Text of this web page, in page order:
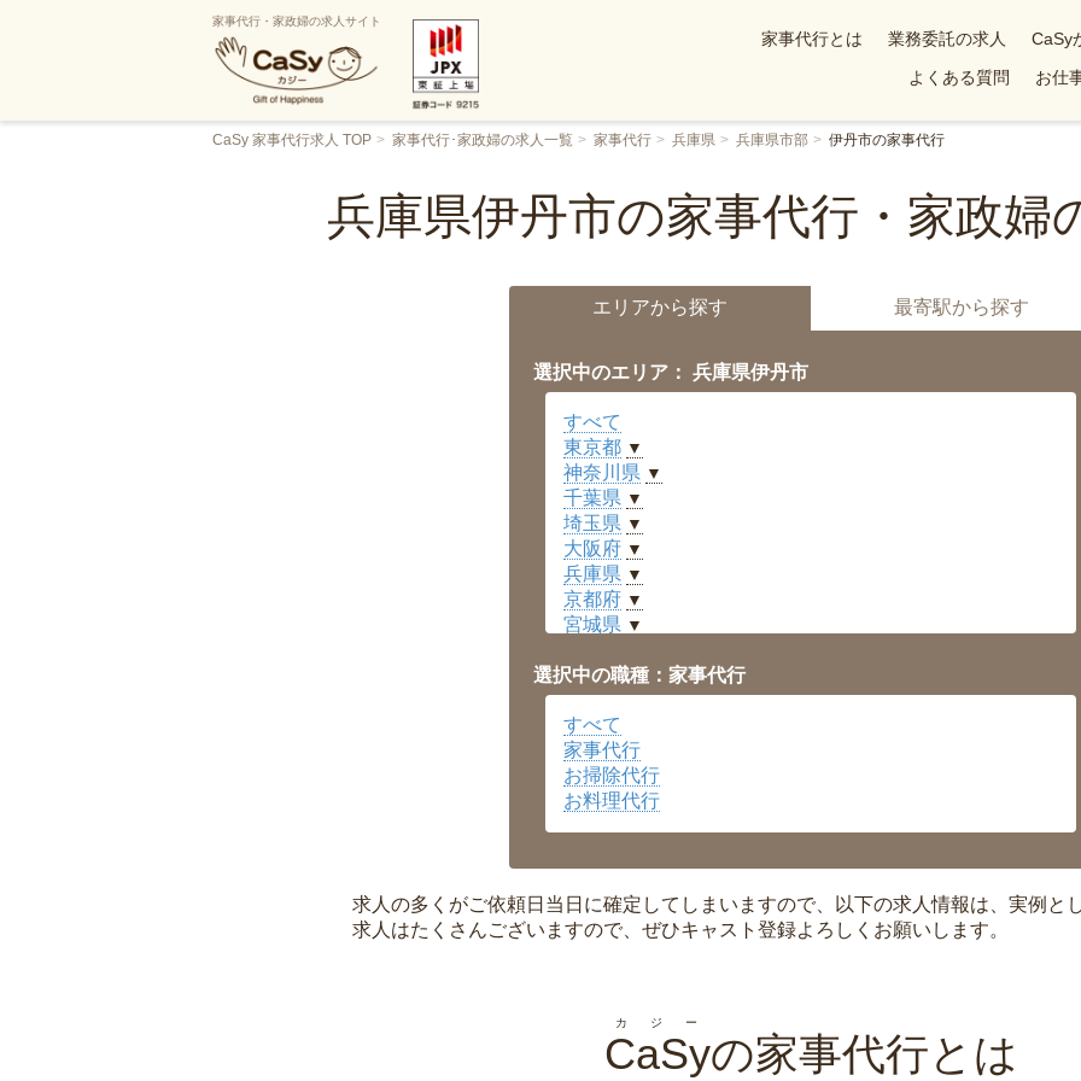
家事代行・家政婦の求人サイト
家事代行とは 業務委託の求人 CaSy
よくある質問
お仕
CaSy 家事代行求人 TOP 家事代行･家政婦の求人一覧 家事代行 兵庫県 兵庫県市部 伊丹市の家事代行
兵庫県伊丹市の家事代行・家政婦
エリアから探す 最寄駅から探す
選択中のエリア： 兵庫県伊丹市
すべて
東京都 ▼
神奈川県 ▼
千葉県 ▼
埼玉県 ▼
大阪府 ▼
兵庫県 ▼
京都府 ▼
宮城県 ▼
福井県 ▼
岡山県 ▼
広島県
沖縄県 ▼
選択中の職種：家事代行
すべて
家事代行
お掃除代行
お料理代行
求人の多くがご依頼日当日に確定してしまいますので、以下の求人情報は、実例と
求人はたくさんございますので、ぜひキャスト登録よろしくお願いします。
CaSy
カジー
の家事代行とは